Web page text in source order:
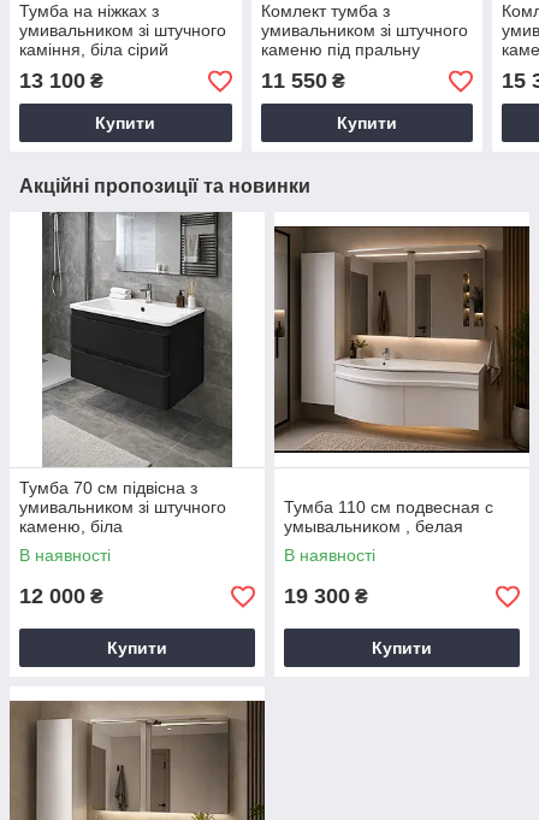
Тумба на ніжках з
умивальником зі штучного
каміння, біла сірий
мармур.
13 100 ₴
Купити
Комлект тумба з
умивальником зі штучного
каменю під пральну
машину
11 550₴
Купити
15
Акційні пропозиції та новинки
Тумба 70 см підвісна з
умивальником зі штучного
каменю, біла
В наявності
12 000 ₴
Купити
Тумба 110 см подвесная с
умывальником , белая
В наявності
19 300 ₴
Купити